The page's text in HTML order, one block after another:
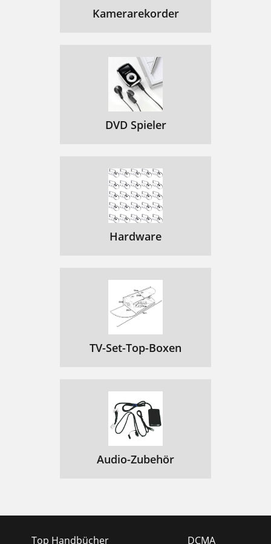
Kamerarekorder
DVD Spieler
Hardware
TV-Set-Top-Boxen
Audio-Zubehör
Top Handbücher
DCMA